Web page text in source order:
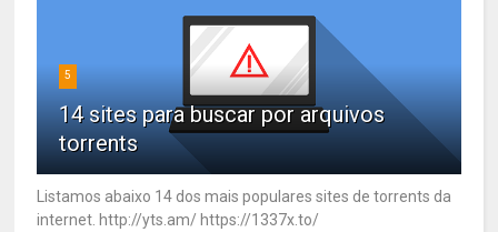
5
14 sites para buscar por arquivos
torrents
Listamos abaixo 14 dos mais populares sites de torrents da
internet. http://yts.am/ https://1337x.to/